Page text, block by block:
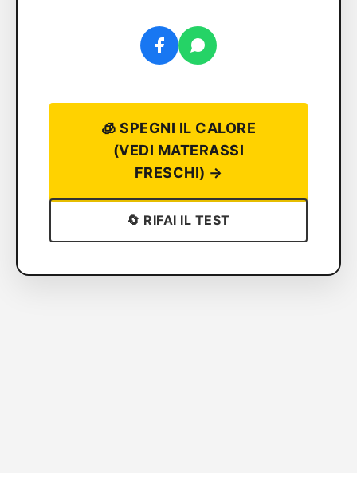
🧊 SPEGNI IL CALORE
(VEDI MATERASSI
FRESCHI) →
🔄 RIFAI IL TEST